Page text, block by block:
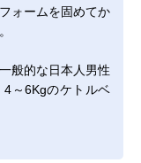
ォームを固めてか
般的な日本人男性
～6Kgのケトルベ